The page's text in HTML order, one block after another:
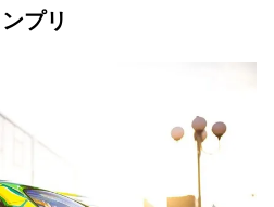
プリ